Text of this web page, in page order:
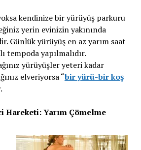
kendinize bir yürüyüş parkuru
yerin evinizin yakınında
Günlük yürüyüş en az yarım saat
tempoda yapılmalıdır.
yürüyüşler yeteri kadar
elveriyorsa “bir yürü-bir koş
Hareketi: Yarım Çömelme